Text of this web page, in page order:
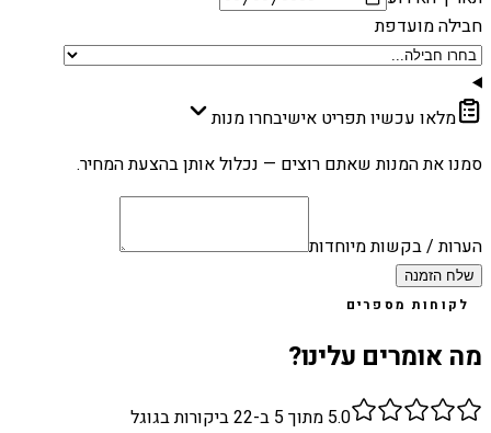
חבילה מועדפת
מלאו עכשיו תפריט אישיבחרו מנות
סמנו את המנות שאתם רוצים — נכלול אותן בהצעת המחיר.
הערות / בקשות מיוחדות
שלח הזמנה
לקוחות מספרים
מה אומרים עלינו?
5.0 מתוך 5 ב- 22ביקורות בגוגל